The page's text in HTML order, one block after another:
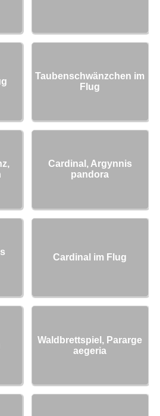
Taubenschwänzchen im
Flug
Cardinal, Argynnis
pandora
Cardinal im Flug
Waldbrettspiel, Pararge
aegeria